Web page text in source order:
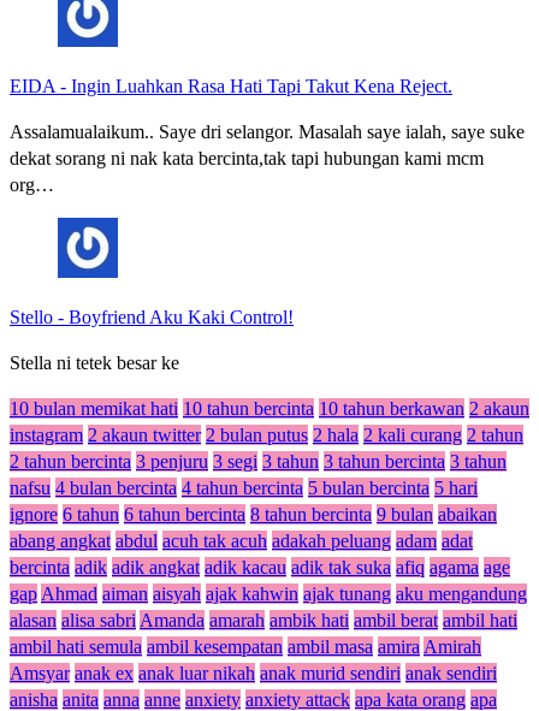
EIDA - Ingin Luahkan Rasa Hati Tapi Takut Kena Reject.
Assalamualaikum.. Saye dri selangor. Masalah saye ialah, saye suke
dekat sorang ni nak kata bercinta,tak tapi hubungan kami mcm
org…
Stello - Boyfriend Aku Kaki Control!
Stella ni tetek besar ke
10 bulan memikat hati 10 tahun bercinta 10 tahun berkawan 2 akaun
instagram 2 akaun twitter 2 bulan putus 2 hala 2 kali curang 2 tahun
2 tahun bercinta 3 penjuru 3 segi 3 tahun 3 tahun bercinta 3 tahun
nafsu 4 bulan bercinta 4 tahun bercinta 5 bulan bercinta 5 hari
ignore 6 tahun 6 tahun bercinta 8 tahun bercinta 9 bulan abaikan
abang angkat abdul acuh tak acuh adakah peluang adam adat
bercinta adik adik angkat adik kacau adik tak suka afiq agama age
gap Ahmad aiman aisyah ajak kahwin ajak tunang aku mengandung
alasan alisa sabri Amanda amarah ambik hati ambil berat ambil hati
ambil hati semula ambil kesempatan ambil masa amira Amirah
Amsyar anak ex anak luar nikah anak murid sendiri anak sendiri
anisha anita anna anne anxiety anxiety attack apa kata orang apa